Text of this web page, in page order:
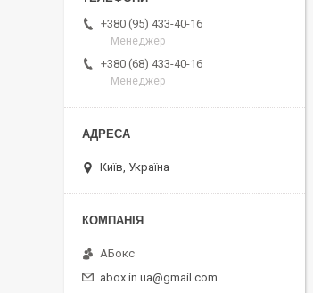
+380 (95) 433-40-16
Менеджер
+380 (68) 433-40-16
Менеджер
Київ, Україна
АБокс
abox.in.ua@gmail.com